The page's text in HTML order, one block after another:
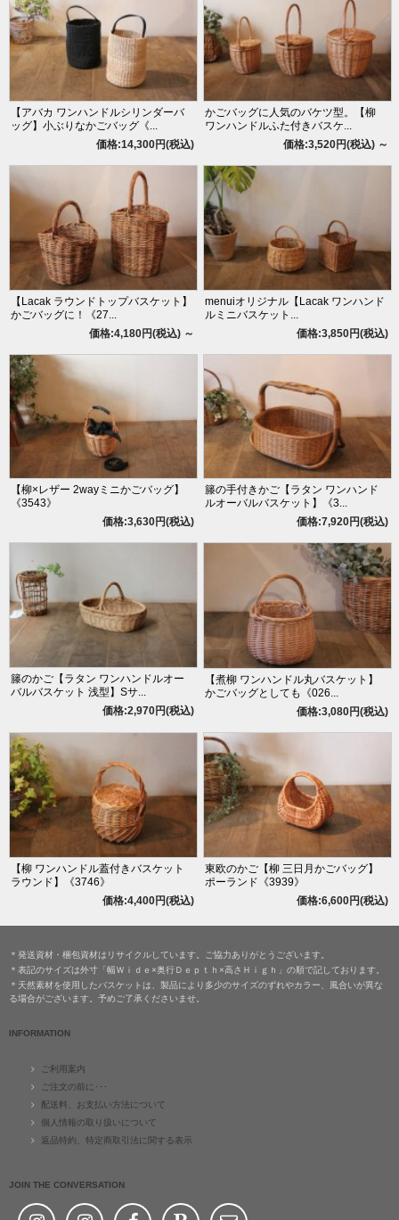
【アバカ ワンハンドルシリンダーバ
ッグ】小ぶりなかごバッグ《...
価格:14,300円(税込)
かごバッグに人気のバケツ型。【柳
ワンハンドルふた付きバスケ...
価格:3,520円(税込) ～
【Lacak ラウンドトップバスケット】
かごバッグに！《27...
価格:4,180円(税込) ～
menuiオリジナル【Lacak ワンハンド
ルミニバスケット...
価格:3,850円(税込)
【柳×レザー 2wayミニかごバッグ】
《3543》
価格:3,630円(税込)
籐の手付きかご【ラタン ワンハンド
ルオーバルバスケット】《3...
価格:7,920円(税込)
籐のかご【ラタン ワンハンドルオー
バルバスケット 浅型】Sサ...
価格:2,970円(税込)
【煮柳 ワンハンドル丸バスケット】
かごバッグとしても《026...
価格:3,080円(税込)
【柳 ワンハンドル蓋付きバスケット
ラウンド】《3746》
価格:4,400円(税込)
東欧のかご【柳 三日月かごバッグ】
ポーランド《3939》
価格:6,600円(税込)
＊発送資材・梱包資材はリサイクルしています。ご協力ありがとうございます。
＊表記のサイズは外寸「幅Ｗｉｄｅ×奥行Ｄｅｐｔｈ×高さＨｉｇｈ」の順で記しております。
＊天然素材を使用したバスケットは、製品により多少のサイズのずれやカラー、風合いが異な
る場合がございます。予めご了承くださいませ。
INFORMATION
ご利用案内
ご注文の前に･･･
配送料、お支払い方法について
個人情報の取り扱いについて
返品特約、特定商取引法に関する表示
JOIN THE CONVERSATION